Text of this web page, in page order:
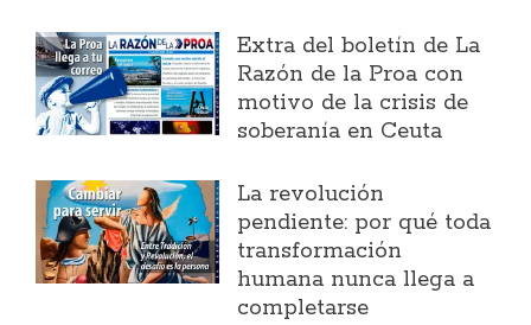
Extra del boletín de La
Razón de la Proa con
motivo de la crisis de
soberanía en Ceuta
La revolución
pendiente: por qué toda
transformación
humana nunca llega a
completarse